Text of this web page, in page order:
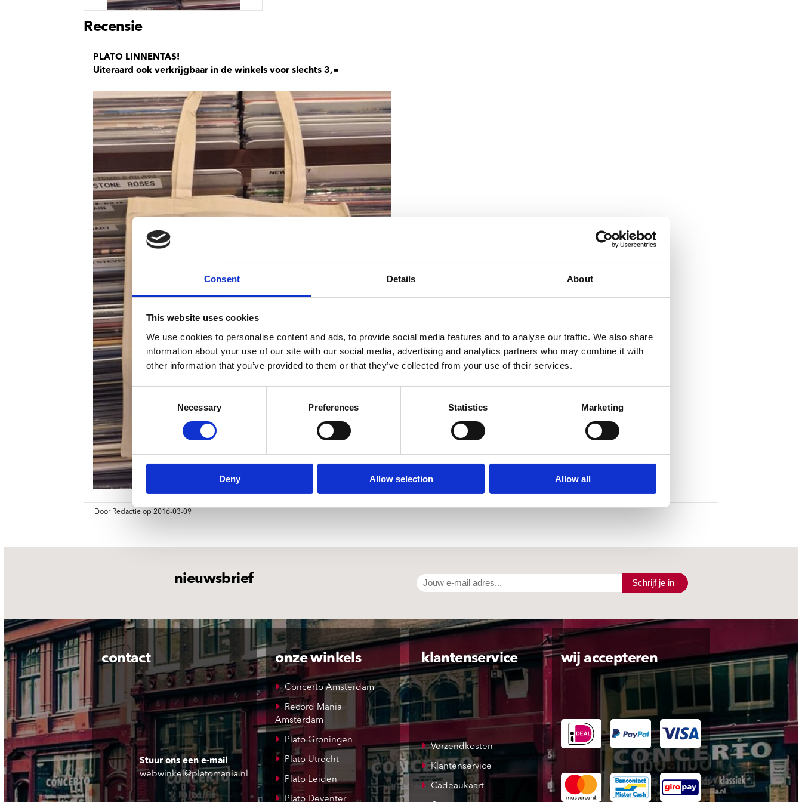
Consent Details About
This website uses cookies
We use cookies to personalise content and ads, to provide social media features and to analyse our traffic. We also share
information about your use of our site with our social media, advertising and analytics partners who may combine it with
other information that you’ve provided to them or that they’ve collected from your use of their services.
Necessary Preferences Statistics Marketing
Deny Allow selection Allow all
Classics
Boxsets
Bierviltjes
Recensie
PLATO LINNENTAS!
Uiteraard ook verkrijgbaar in de winkels voor slechts 3,=
Door Redactie op 2016-03-09
nieuwsbrief Schrijf je in
contact
Stuur ons een e-mail
webwinkel@platomania.nl
onze winkels
Concerto Amsterdam
Record Mania
Amsterdam
Plato Groningen
Plato Utrecht
Plato Leiden
Plato Deventer
klantenservice
Verzendkosten
Klantenservice
Cadeaukaart
wij accepteren